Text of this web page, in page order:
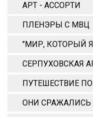
АРТ - АССОРТИ
ПЛЕНЭРЫ С МВЦ
"МИР, КОТОРЫЙ
СЕРПУХОВСКАЯ
ПУТЕШЕСТВИЕ
ОНИ СРАЖАЛИСЬ